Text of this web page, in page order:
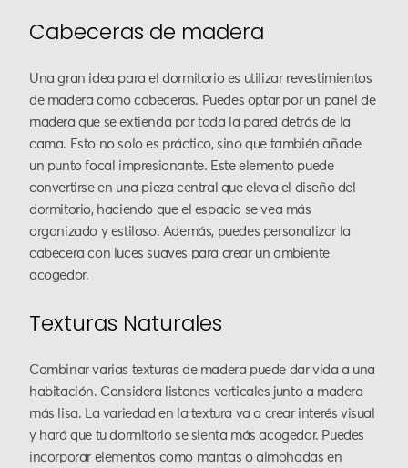
Cabeceras de madera
Una gran idea para el dormitorio es utilizar revestimientos
de madera como cabeceras. Puedes optar por un panel de
madera que se extienda por toda la pared detrás de la
cama. Esto no solo es práctico, sino que también añade
un punto focal impresionante. Este elemento puede
convertirse en una pieza central que eleva el diseño del
dormitorio, haciendo que el espacio se vea más
organizado y estiloso. Además, puedes personalizar la
cabecera con luces suaves para crear un ambiente
acogedor.
Texturas Naturales
Combinar varias texturas de madera puede dar vida a una
habitación. Considera listones verticales junto a madera
más lisa. La variedad en la textura va a crear interés visual
y hará que tu dormitorio se sienta más acogedor. Puedes
incorporar elementos como mantas o almohadas en